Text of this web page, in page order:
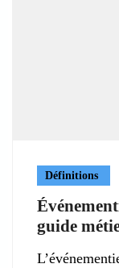
Définitions
guide